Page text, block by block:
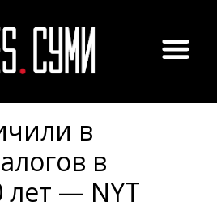
в
в
лет — NYT